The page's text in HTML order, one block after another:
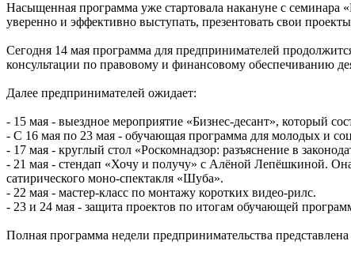
Насыщенная программа уже стартовала накануне с
уверенно и эффективно выступать, презентовать свои
Сегодня 14 мая программа для предпринимателей
консультации по правовому и финансовому обеспечиванию
Далее предпринимателей ожидает:
- 15 мая - выездное мероприятие «Бизнес-десант», который
- С 16 мая по 23 мая - обучающая программа для молодых и
- 17 мая - круглый стол «Роскомнадзор: разъяснение в
- 21 мая - стендап «Хочу и получу» с Алёной Лепёшкиной.
сатирического моно-спектакля «Шуба».
- 22 мая - мастер-класс по монтажу коротких видео-рилс.
- 23 и 24 мая - защита проектов по итогам обучающей
Полная программа недели предпринимательства